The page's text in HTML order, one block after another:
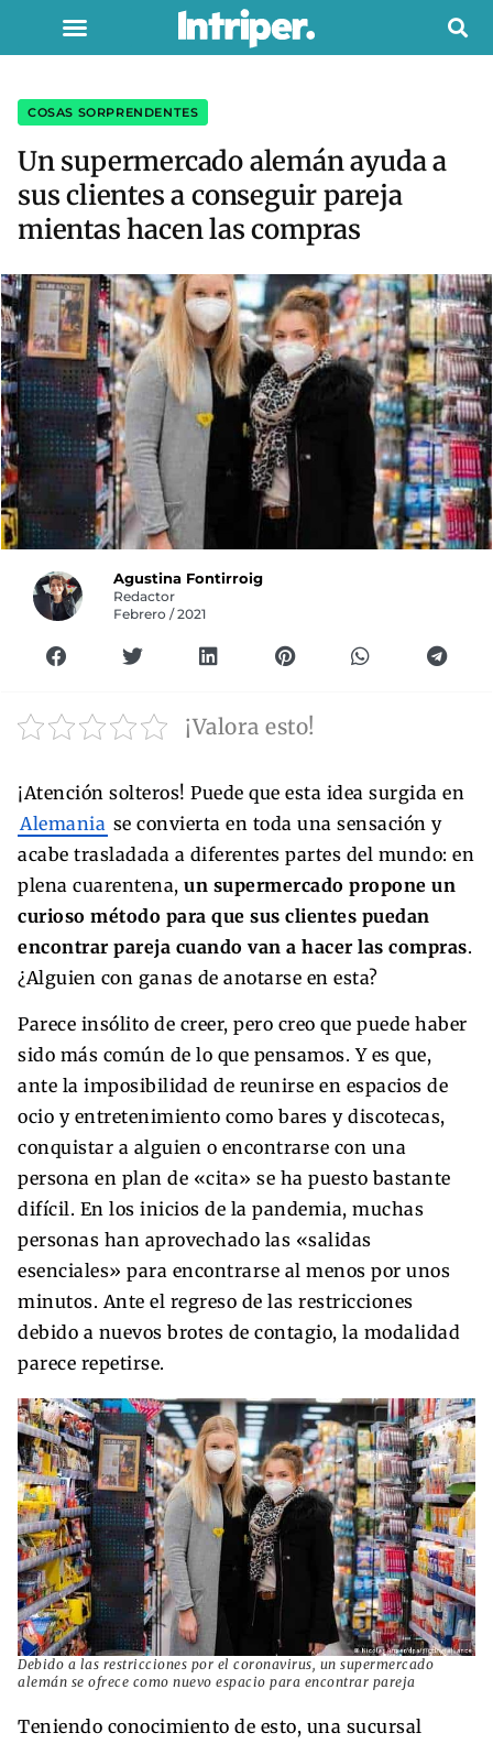
COSAS SORPRENDENTES
Un supermercado alemán ayuda a
sus clientes a conseguir pareja
mientas hacen las compras
Agustina Fontirroig
Redactor
Febrero / 2021
¡Valora esto!
¡Atención solteros! Puede que esta idea surgida en
Alemania se convierta en toda una sensación y
acabe trasladada a diferentes partes del mundo: en
plena cuarentena, un supermercado propone un
curioso método para que sus clientes puedan
encontrar pareja cuando van a hacer las compras.
¿Alguien con ganas de anotarse en esta?
Parece insólito de creer, pero creo que puede haber
sido más común de lo que pensamos. Y es que,
ante la imposibilidad de reunirse en espacios de
ocio y entretenimiento como bares y discotecas,
conquistar a alguien o encontrarse con una
persona en plan de «cita» se ha puesto bastante
difícil. En los inicios de la pandemia, muchas
personas han aprovechado las «salidas
esenciales» para encontrarse al menos por unos
minutos. Ante el regreso de las restricciones
debido a nuevos brotes de contagio, la modalidad
parece repetirse.
Debido a las restricciones por el coronavirus, un supermercado
alemán se ofrece como nuevo espacio para encontrar pareja
Teniendo conocimiento de esto, una sucursal